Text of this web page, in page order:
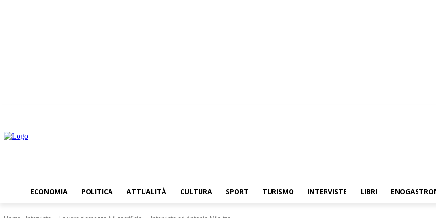
ECONOMIA POLITICA ATTUALITÀ CULTURA SPORT TURISMO INTERVISTE LIBRI